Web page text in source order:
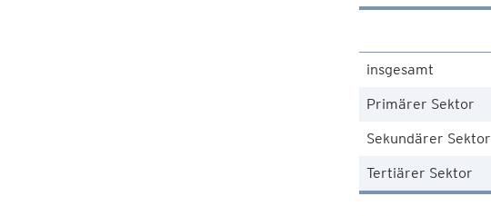
insgesamt
Primärer Sektor
Sekundärer Sektor
Tertiärer Sektor